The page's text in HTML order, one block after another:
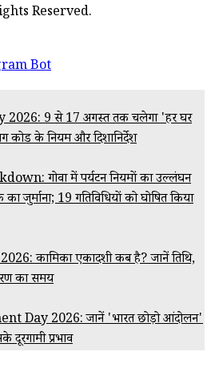
Reserved.
9 से 17 अगस्त तक चलेगा 'हर घर
कोड के नियम और दिशानिर्देश
गोवा में पर्यटन नियमों का उल्लंघन
जुर्माना; 19 गतिविधियों को घोषित किया
कामिका एकादशी कब है? जानें तिथि,
का समय
Day 2026: जानें 'भारत छोड़ो आंदोलन'
प्रभाव